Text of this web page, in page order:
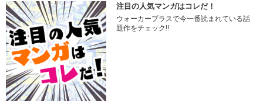
注目の人気マンガはコレだ！
ウォーカープラスで今一番読まれている話
題作をチェック!!